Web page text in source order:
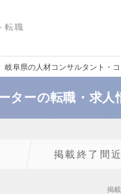
転職
岐阜県の人材コンサルタント・
ターの転職・求人
掲載終了間近
掲